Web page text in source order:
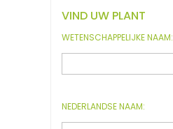
VIND UW PLANT
WETENSCHAPPELIJKE NAAM:
NEDERLANDSE NAAM: